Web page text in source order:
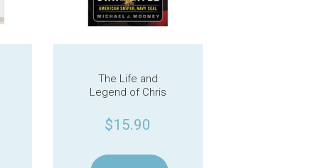
The Life and
Legend of Chris
$15.90